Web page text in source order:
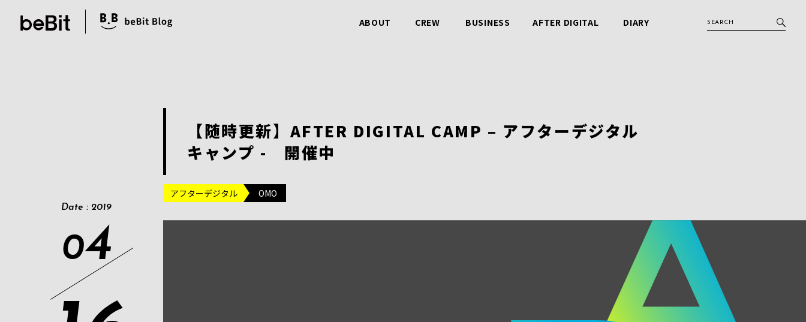
ABOUT CREW BUSINESS AFTER DIGITAL DIARY
Date : 2019
04
【随時更新】AFTER DIGITAL CAMP – アフターデジタル
キャンプ - 開催中
アフターデジタル OMO